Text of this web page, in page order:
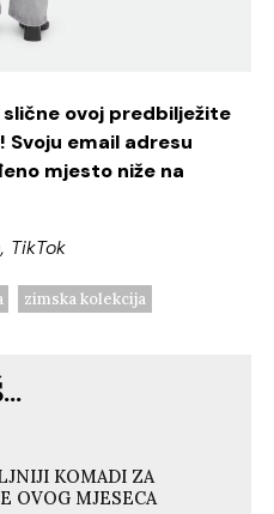
ovoj predbilježite
email adresu
mjesto niže na
TikTok
zimska kolekcija
KOMADI ZA
OVOG MJESECA